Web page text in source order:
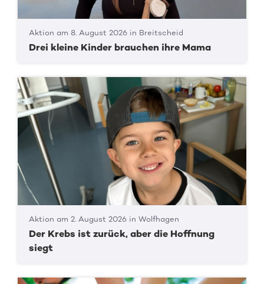
Aktion am 8. August 2026 in Breitscheid
Drei kleine Kinder brauchen ihre Mama
Aktion am 2. August 2026 in Wolfhagen
Der Krebs ist zurück, aber die Hoffnung
siegt